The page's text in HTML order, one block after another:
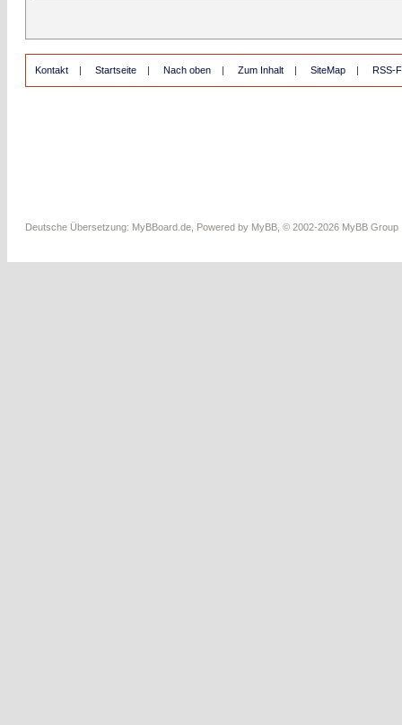
Kontakt | Startseite | Nach oben | Zum Inhalt | SiteMap | RSS-
Deutsche Übersetzung: MyBBoard.de , Powered by MyBB , © 2002-2026 MyBB Group